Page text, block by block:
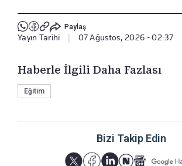
Paylaş
Yayın Tarihi 07 Ağustos, 2026 - 02:37
Haberle İlgili Daha Fazlası
Eğitim
Bizi Takip Edin